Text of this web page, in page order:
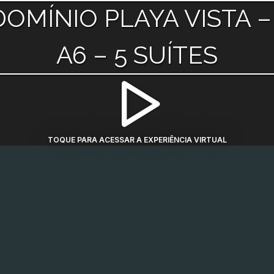
PLAYA VISTA
A6 – 5 SUÍTES
TOQUE PARA ACESSAR A EXPERIÊNCIA VIRTUAL